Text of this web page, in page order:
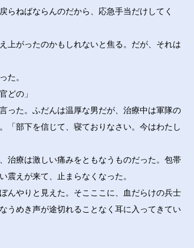
ねばならんのだから、応急手当だけしてく
上がったのかもしれないと焦る。だが、それは
た。
どの」
った。ふだんは温厚な男だが、治療中は軍隊の
「部下を信じて、寝ておりなさい。今はわたし
治療は激しい痛みをともなうものだった。包帯
震えが来て、止まらなくなった。
んやりと見えた。そこここに、血だらけの兵士
うめき声が途切れることなく耳に入ってきてい